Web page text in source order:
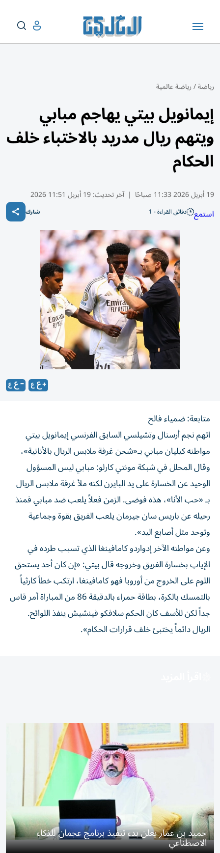
رياضة/رياضة عالمية
إيمانويل بيتي يهاجم مبابي
ويتهم ريال مدريد بالاختباء خلف
الحكام
19 أبريل 2026 11:33 صباحًا | آخر تحديث:19 أبريل 11:51 2026
استمع دقائق القراءة - 1 شارك
متابعة: ضمياء فالح
اتهم نجم أرسنال وتشيلسي السابق الفرنسي إيمانويل بيتي
مواطنه كيليان مبابي بـ«شحن غرفة ملابس الريال بالأنانية»،
وقال المحلل في شبكة مونتي كارلو: مبابي ليس المسؤول
الوحيد عن الخسارة على يد البايرن لكنه ملأ غرفة ملابس الريال
بـ «حب الأنا»، هذه فوضى. الزمن فعلاً يلعب ضد مبابي فمنذ
رحيله عن باريس سان جيرمان يلعب الفريق بقوة وجماعية
وتوحد مثل أصابع اليد».
وعن مواطنه الآخر إدواردو كامافينغا الذي تسبب طرده في
الإياب بخسارة الفريق وخروجه قال بيتي: «إن كان أحد يستحق
اللوم على الخروج من أوروبا فهو كامافينغا، ارتكب خطأ كارثياً
بالتمسك بالكرة، بطاقة حمراء بالدقيقة 86 من المباراة أمر قاس
جداً لكن للأسف كان الحكم سلافكو فينشيش ينفذ اللوائح.
الريال دائماً يختبئ خلف قرارات الحكام».
حميد بن عمار يعلن بدء تنفيذ برنامج عجمان للذكاء
الاصطناعي